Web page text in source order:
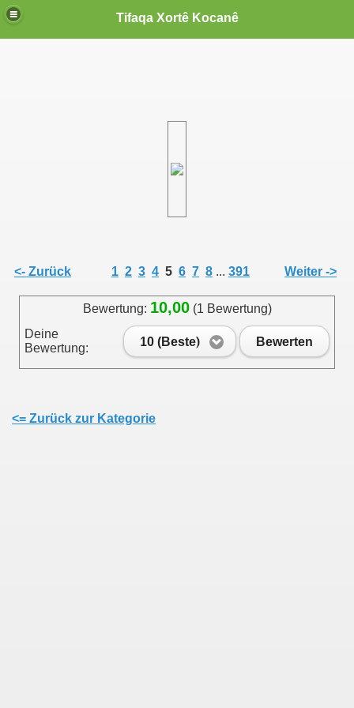
Tifaqa Xortê Kocanê
<- Zurück 1 2 3 4 5 6 7 8 ... 391 Weiter ->
Bewertung: 10,00(1 Bewertung)
Deine
Bewertung:
10 (Beste) Bewerten
<= Zurück zur Kategorie